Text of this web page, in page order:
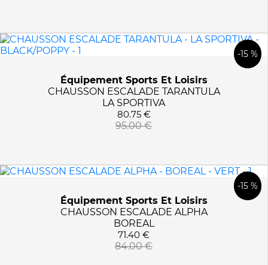
-15 %
Équipement Sports Et Loisirs
CHAUSSON ESCALADE TARANTULA
LA SPORTIVA
80.75 €
95.00 €
-15 %
Équipement Sports Et Loisirs
CHAUSSON ESCALADE ALPHA
BOREAL
71.40 €
84.00 €